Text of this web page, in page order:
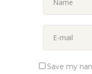
Save my